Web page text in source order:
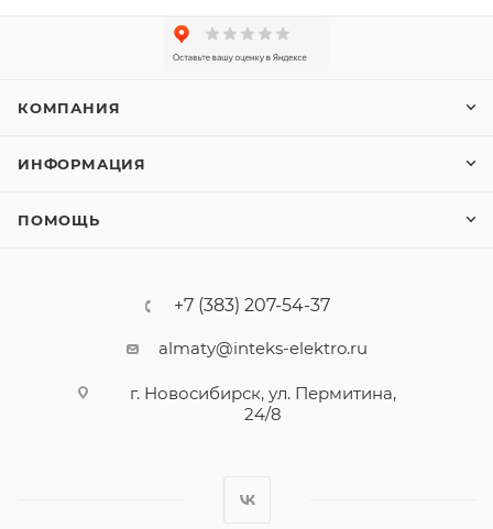
КОМПАНИЯ
ИНФОРМАЦИЯ
ПОМОЩЬ
+7 (383) 207-54-37
almaty@inteks-elektro.ru
г. Новосибирск, ул. Пермитина,
24/8